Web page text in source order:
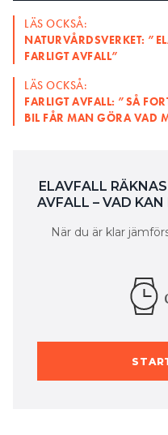
LÄS OCKSÅ:
NATURVÅRDSVERKET:
FARLIGT AVFALL”
LÄS OCKSÅ:
FARLIGT AVFALL: ”SÅ
BIL FÅR MAN GÖRA VAD
ELAVFALL
AVFALL – VAD
När du är klar